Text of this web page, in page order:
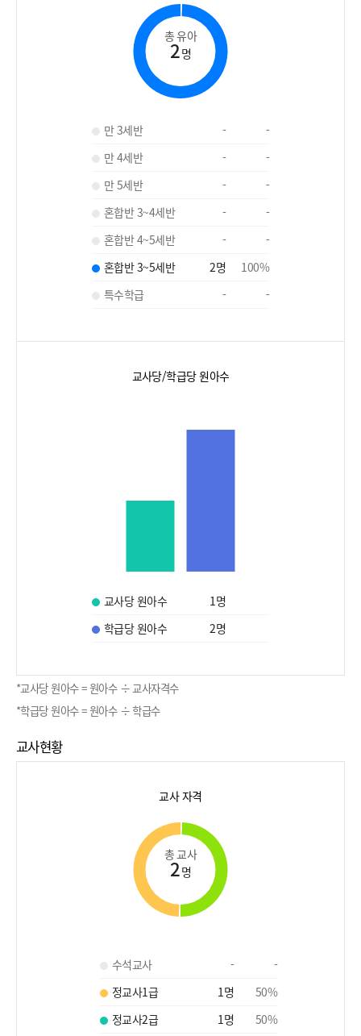
총 유아
2명
만 3세반 -
-
만 4세반
-
-
만 5세반
-
-
혼합반 3~4세반
-
-
혼합반 4~5세반
-
-
혼합반 3~5세반
2명 100%
특수학급
- -
교사당/학급당 원아수
교사당 원아수 1명
학급당 원아수
2명
*교사당 원아수 = 원아수 ÷ 교사자격수
*학급당 원아수 = 원아수 ÷ 학급수
교사현황
교사 자격
총 교사
2명
수석교사 -
-
정교사1급
1명 50%
정교사2급
1명 50%